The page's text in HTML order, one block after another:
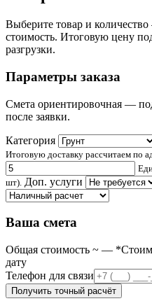
Выберите товар и
стоимость. Итоговую цену
разгрузки.
Параметры заказа
Смета ориентировочная —
после заявки.
Категория
Итоговую доставку рассчитаем по
шт). Доп. услуги
Ваша смета
Общая стоимость ~ —
дату
Телефон для связи
Получить точный расчёт